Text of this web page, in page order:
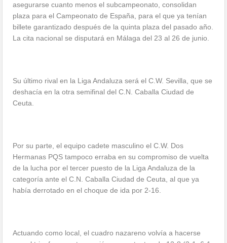
asegurarse cuanto menos el subcampeonato, consolidan
plaza para el Campeonato de España, para el que ya tenían
billete garantizado después de la quinta plaza del pasado año.
La cita nacional se disputará en Málaga del 23 al 26 de junio.
Su último rival en la Liga Andaluza será el C.W. Sevilla, que se
deshacía en la otra semifinal del C.N. Caballa Ciudad de
Ceuta.
Por su parte, el equipo cadete masculino el C.W. Dos
Hermanas PQS tampoco erraba en su compromiso de vuelta
de la lucha por el tercer puesto de la Liga Andaluza de la
categoría ante el C.N. Caballa Ciudad de Ceuta, al que ya
había derrotado en el choque de ida por 2-16.
Actuando como local, el cuadro nazareno volvía a hacerse